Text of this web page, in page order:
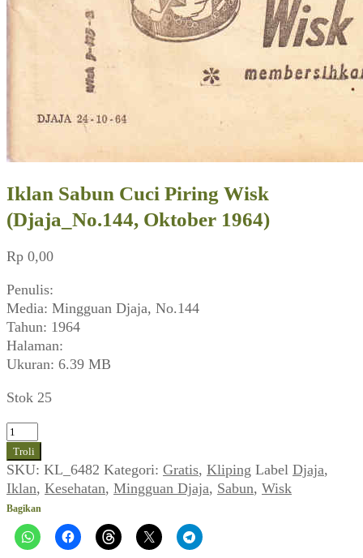
Iklan Sabun Cuci Piring Wisk
(Djaja_No.144, Oktober 1964)
Rp 0,00
Penulis:
Media: Mingguan Djaja, No.144
Tahun: 1964
Halaman:
Ukuran: 6.39 MB
Stok 25
Kuantitas
Iklan
Sabun
Cuci
Piring
Wisk
(Djaja_No.144,
Troli
SKU: KL_6482 Kategori: Gratis, Kliping Label Djaja,
Iklan, Kesehatan, Mingguan Djaja, Sabun, Wisk
Bagikan